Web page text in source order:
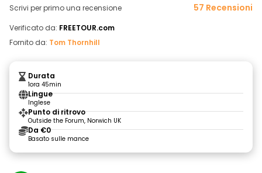
Scrivi per primo una recensione 57 Recensioni
Verificato da: FREETOUR.com
Fornito da: Tom Thornhill
Durata
1ora 45min
Lingue
Inglese
Punto di ritrovo
Outside the Forum, Norwich UK
Da €0
Basato sulle mance